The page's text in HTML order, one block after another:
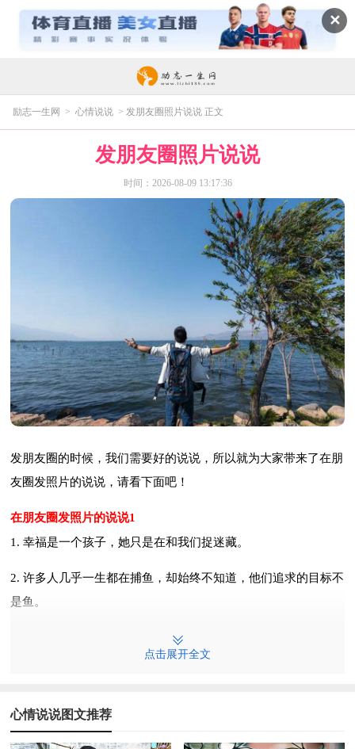
✕
励志一生网 > 心情说说 > 发朋友圈照片说说 正文
发朋友圈照片说说
时间：2026-08-09 13:17:36
发朋友圈的时候，我们需要好的说说，所以就为大家带来了在朋
友圈发照片的说说，请看下面吧！
在朋友圈发照片的说说1
1. 幸福是一个孩子，她只是在和我们捉迷藏。
2. 许多人几乎一生都在捕鱼，却始终不知道，他们追求的目标不
是鱼。
3. 不必把太多人，请进生命里。若他们走进不了您内心，就只会
把您生命搅扰得拥挤不堪。
独就是救赎。
点击展开全文
心情说说图文推荐